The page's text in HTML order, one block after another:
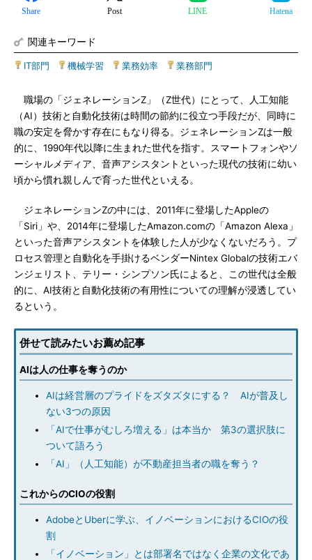
Share Post LINE Hatena
関連キーワード
IT部門 機械学習 業務効率 業務部門
職場の「ジェネレーションZ」（Z世代）にとって、人工知能
（AI）技術と自動化技術は時間の節約に役立つ手段だが、同時に
職の安定を脅かす存在にもなり得る。ジェネレーションZは一般
的に、1990年代以降に生まれた世代を指す。スマートフォンやソ
ーシャルメディア、音声アシスタントといった現代の技術に幼い
頃から慣れ親しんで育った世代といえる。
ジェネレーションZの中には、2011年に登場したAppleの
「Siri」や、2014年に登場したAmazon.comの「Amazon Alexa」
といった音声アシスタントを体験した人が少なくないだろう。プ
ロセス管理と自動化を手掛けるベンダーNintex Globalの技術エバ
ンジェリスト、テリー・シンプソン氏によると、この世代は全般
的に、AI技術と自動化技術の有用性についての理解が浸透してい
るという。
併せて読みたいお薦め記事
AIは人の仕事を奪うのか
AIは経営層のプライドをズタズタにする？ AIが普及し
ない3つの原因
「AIで仕事がむしろ増える」は本当か 第3の選択肢に
ついて語ろう
「AI」（人工知能）が不動産担当者の職を奪う？
これからのCIOの役割
AdobeとUberに学ぶ、イノベーションにおけるCIOの役
割
「イノベーション」とは部署名ではなく企業の文化であ